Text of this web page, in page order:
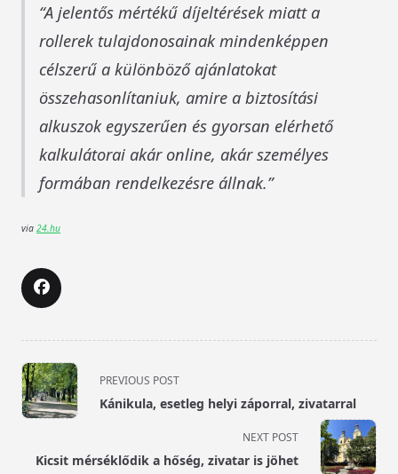
A jelentős mértékű díjeltérések miatt a
rollerek tulajdonosainak mindenképpen
célszerű a különböző ajánlatokat
összehasonlítaniuk, amire a biztosítási
alkuszok egyszerűen és gyorsan elérhető
kalkulátorai akár online, akár személyes
formában rendelkezésre állnak.
via 24.hu
<span
class="nav-
subtitle
reader-
PREVIOUS POST
Kánikula, esetleg helyi záporral, zivatarral
NEXT POST
Kicsit mérséklődik a hőség, zivatar is jöhet